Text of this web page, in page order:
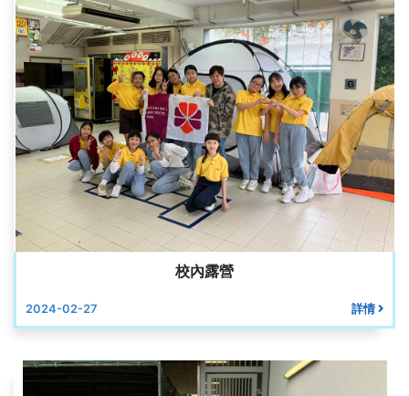
校內露營
2024-02-27 詳情